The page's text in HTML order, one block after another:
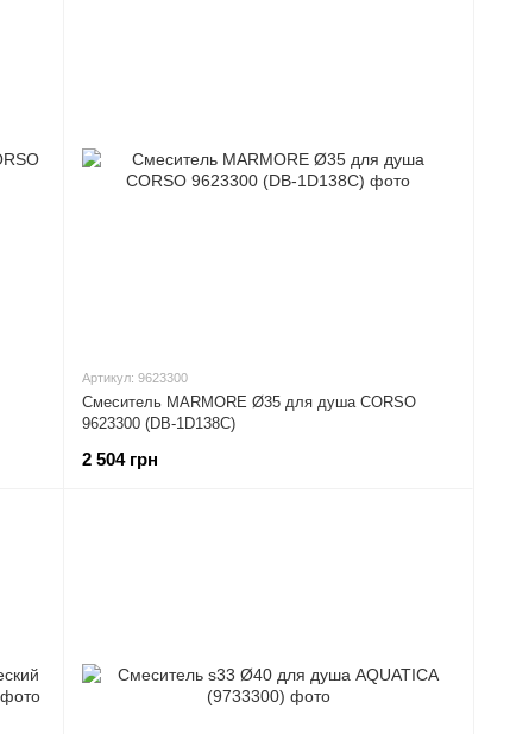
Артикул: 9623300
Смеситель MARMORE Ø35 для душа CORSO
9623300 (DB-1D138C)
2 504 грн